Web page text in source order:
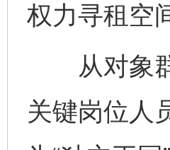
权力寻租空
从对象群
关键岗位人